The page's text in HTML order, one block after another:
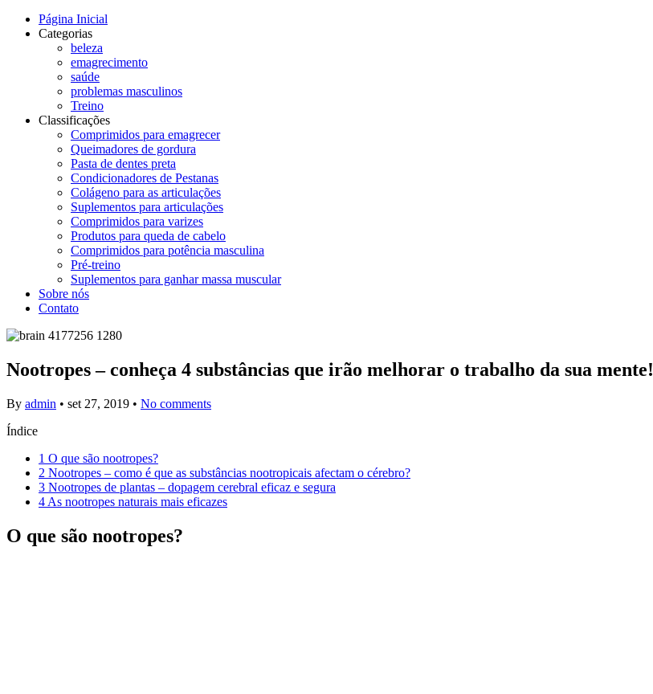
Página Inicial
Categorias
beleza
emagrecimento
saúde
problemas masculinos
Treino
Classificações
Comprimidos para emagrecer
Queimadores de gordura
Pasta de dentes preta
Condicionadores de Pestanas
Colágeno para as articulações
Suplementos para articulações
Comprimidos para varizes
Produtos para queda de cabelo
Comprimidos para potência masculina
Pré-treino
Suplementos para ganhar massa muscular
Sobre nós
Contato
Nootropes – conheça 4 substâncias que irão melhorar o trabalho da sua mente!
By admin • set 27, 2019 • No comments
Índice
1 O que são nootropes?
2 Nootropes – como é que as substâncias nootropicais afectam o cérebro?
3 Nootropes de plantas – dopagem cerebral eficaz e segura
4 As nootropes naturais mais eficazes
O que são nootropes?